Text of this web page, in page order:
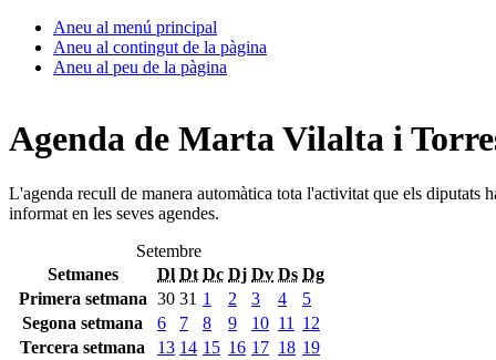
Aneu al menú principal
Aneu al contingut de la pàgina
Aneu al peu de la pàgina
Agenda de Marta Vilalta i
L'agenda recull de manera automàtica tota l'activitat que els diputats
informat en les seves agendes.
Setembre
Setmanes
Dl Dt Dc Dj Dv Ds Dg
Primera setmana 30 31 1 2 3 4
5
Segona setmana
6 7 8 9 10 11
12
Tercera setmana
13 14 15 16 17 18 19